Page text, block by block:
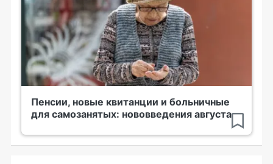
Пенсии, новые квитанции и больничные
для самозанятых: нововведения августа